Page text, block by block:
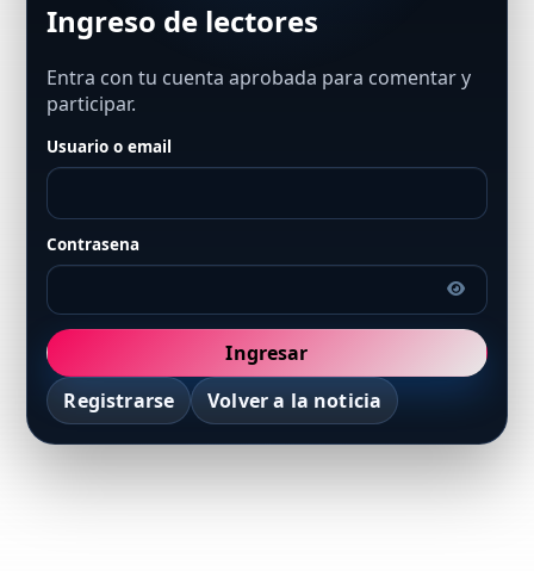
Ingreso de lectores
Entra con tu cuenta aprobada para comentar y
participar.
Usuario o email
Contrasena
Ingresar
Registrarse
Volver a la noticia